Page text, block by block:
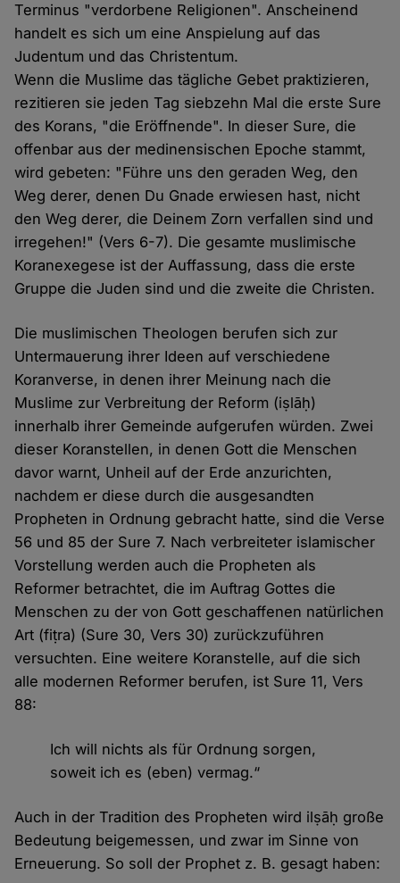
Terminus "verdorbene Religionen". Anscheinend
handelt es sich um eine Anspielung auf das
Judentum und das Christentum.
Wenn die Muslime das tägliche Gebet praktizieren,
rezitieren sie jeden Tag siebzehn Mal die erste Sure
des Korans, "die Eröffnende". In dieser Sure, die
offenbar aus der medinensischen Epoche stammt,
wird gebeten: "Führe uns den geraden Weg, den
Weg derer, denen Du Gnade erwiesen hast, nicht
den Weg derer, die Deinem Zorn verfallen sind und
irregehen!" (Vers 6-7). Die gesamte muslimische
Koranexegese ist der Auffassung, dass die erste
Gruppe die Juden sind und die zweite die Christen.
Die muslimischen Theologen berufen sich zur
Untermauerung ihrer Ideen auf verschiedene
Koranverse, in denen ihrer Meinung nach die
Muslime zur Verbreitung der Reform (iṣlāḥ)
innerhalb ihrer Gemeinde aufgerufen würden. Zwei
dieser Koranstellen, in denen Gott die Menschen
davor warnt, Unheil auf der Erde anzurichten,
nachdem er diese durch die ausgesandten
Propheten in Ordnung gebracht hatte, sind die Verse
56 und 85 der Sure 7. Nach verbreiteter islamischer
Vorstellung werden auch die Propheten als
Reformer betrachtet, die im Auftrag Gottes die
Menschen zu der von Gott geschaffenen natürlichen
Art (fiṭra) (Sure 30, Vers 30) zurückzuführen
versuchten. Eine weitere Koranstelle, auf die sich
alle modernen Reformer berufen, ist Sure 11, Vers
88:
Ich will nichts als für Ordnung sorgen,
soweit ich es (eben) vermag.“
Auch in der Tradition des Propheten wird ilṣāḥ große
Bedeutung beigemessen, und zwar im Sinne von
Erneuerung. So soll der Prophet z. B. gesagt haben: